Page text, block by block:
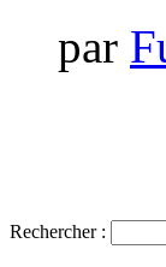
par
Rechercher :